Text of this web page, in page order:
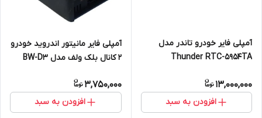
آمپلی فایر خودرو تاندر مدل
Thunder RTC-5954TA
13,000,000
افزودن به سبد
آمپلی فایر مانیتور اندروید خودرو
2 کانال بلک ولف مدل BW-D3
3,750,000
افزودن به سبد